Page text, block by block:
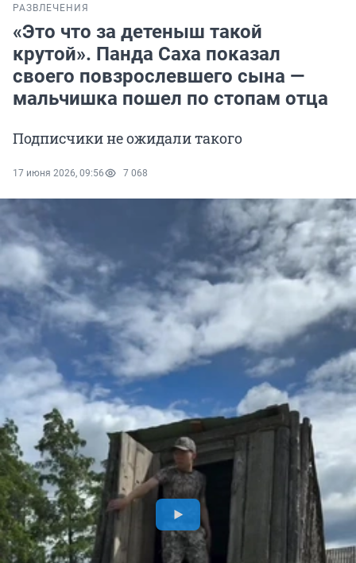
РАЗВЛЕЧЕНИЯ
«Это что за детеныш такой
крутой». Панда Саха показал
своего повзрослевшего сына —
мальчишка пошел по стопам отца
Подписчики не ожидали такого
17 июня 2026, 09:56 7 068